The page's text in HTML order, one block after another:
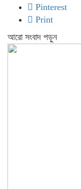
Pinterest
Print
আরো সংবাদ পড়ুন